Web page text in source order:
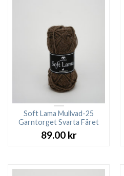
Soft Lama Mullvad-25
Garntorget Svarta Fåret
89.00 kr